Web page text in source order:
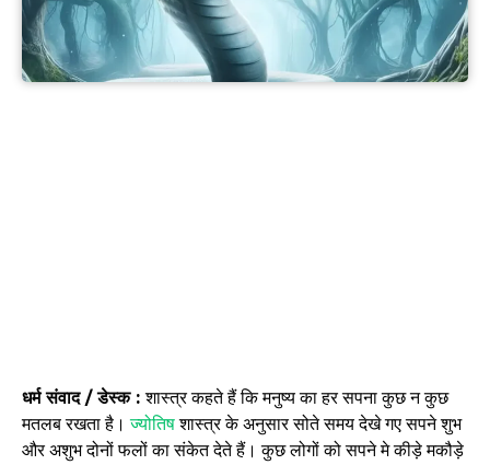
धर्म संवाद / डेस्क :शास्त्र कहते हैं कि मनुष्य का हर सपना कुछ न कुछ
मतलब रखता है।ज्योतिषशास्त्र के अनुसार सोते समय देखे गए सपने शुभ
और अशुभ दोनों फलों का संकेत देते हैं। कुछ लोगों को सपने मे कीड़े मकौड़े